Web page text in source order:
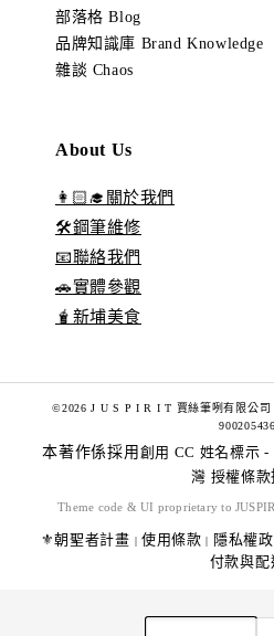
部落格 Blog
品牌知識庫 Brand Knowledge
雜談 Chaos
About Us
👩🏻‍🎓關於我們
🛠️鋼筆維修
📧聯絡我們
🚗實體參觀
🧋新埔美食
©2026 J U S P I R I T 賈絲筆咧有限公司
900205436
本著作係採用 創用 CC 姓名標示
灣 授權條款
Theme code & UI proprietary to
⚜️朝聖者計畫 | 使用條款 | 隱私權
付款與配